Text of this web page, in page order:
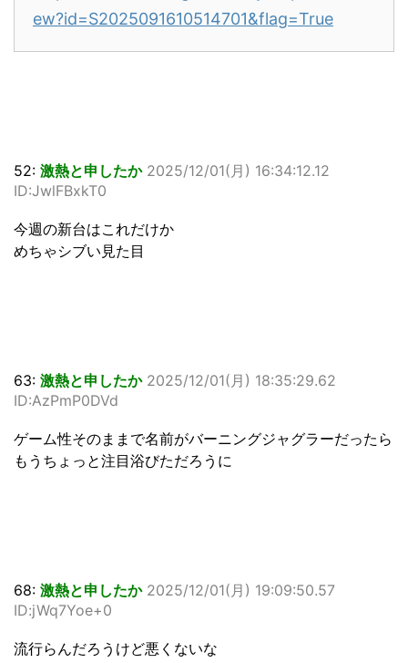
ew?id=S2025091610514701&flag=True
52: 激熱と申したか 2025/12/01(月) 16:34:12.12
ID:JwlFBxkT0
今週の新台はこれだけか
めちゃシブい見た目
63: 激熱と申したか 2025/12/01(月) 18:35:29.62
ID:AzPmP0DVd
ゲーム性そのままで名前がバーニングジャグラーだったら
もうちょっと注目浴びただろうに
68: 激熱と申したか 2025/12/01(月) 19:09:50.57
ID:jWq7Yoe+0
流行らんだろうけど悪くないな